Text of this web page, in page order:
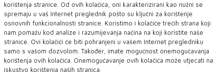
korištenja stranice. Od ovih kolačića, oni karakterizirani kao nužni se
spremaju u vaš Internet preglednik pošto su ključni za korištenje
osnovnih funkcionalnosti stranice. Koristimo i kolačiće trećih strana koji
nam pomažu kod analize i razumijevanja načina na koji koristite naše
stranice. Ovi kolačići će biti pohranjeni u vašem Internet pregledniku
samo s vašom dozvolom. Također, imate mogućnost onemogućavanja
korištenja ovih kolačića. Onemogućavanje ovih kolačića može utjecati na
iskustvo korištenja naših stranica.